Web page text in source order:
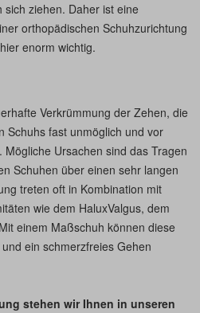
ziehen. Daher ist eine
orthopädischen Schuhzurichtung
enorm wichtig.
Verkrümmung der Zehen, die
Schuhs fast unmöglich und vor
Ursachen sind das Tragen
Schuhen über einen sehr langen
treten oft in Kombination mit
wie dem HaluxValgus, dem
einem Maßschuh können diese
ein schmerzfreies Gehen
stehen wir Ihnen in unseren